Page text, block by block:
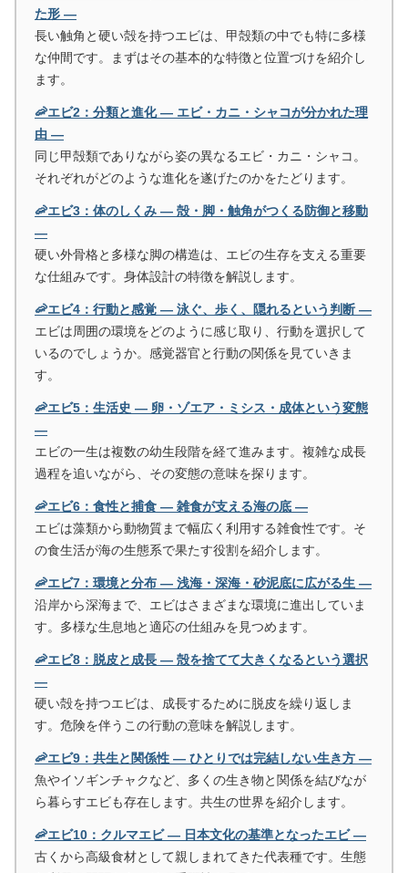
た形 ―
長い触角と硬い殻を持つエビは、甲殻類の中でも特に多様
な仲間です。まずはその基本的な特徴と位置づけを紹介し
ます。
🦐エビ2：分類と進化 ― エビ・カニ・シャコが分かれた理
由 ―
同じ甲殻類でありながら姿の異なるエビ・カニ・シャコ。
それぞれがどのような進化を遂げたのかをたどります。
🦐エビ3：体のしくみ ― 殻・脚・触角がつくる防御と移動
―
硬い外骨格と多様な脚の構造は、エビの生存を支える重要
な仕組みです。身体設計の特徴を解説します。
🦐エビ4：行動と感覚 ― 泳ぐ、歩く、隠れるという判断 ―
エビは周囲の環境をどのように感じ取り、行動を選択して
いるのでしょうか。感覚器官と行動の関係を見ていきま
す。
🦐エビ5：生活史 ― 卵・ゾエア・ミシス・成体という変態
―
エビの一生は複数の幼生段階を経て進みます。複雑な成長
過程を追いながら、その変態の意味を探ります。
🦐エビ6：食性と捕食 ― 雑食が支える海の底 ―
エビは藻類から動物質まで幅広く利用する雑食性です。そ
の食生活が海の生態系で果たす役割を紹介します。
🦐エビ7：環境と分布 ― 浅海・深海・砂泥底に広がる生 ―
沿岸から深海まで、エビはさまざまな環境に進出していま
す。多様な生息地と適応の仕組みを見つめます。
🦐エビ8：脱皮と成長 ― 殻を捨てて大きくなるという選択
―
硬い殻を持つエビは、成長するために脱皮を繰り返しま
す。危険を伴うこの行動の意味を解説します。
🦐エビ9：共生と関係性 ― ひとりでは完結しない生き方 ―
魚やイソギンチャクなど、多くの生き物と関係を結びなが
ら暮らすエビも存在します。共生の世界を紹介します。
🦐エビ10：クルマエビ ― 日本文化の基準となったエビ ―
古くから高級食材として親しまれてきた代表種です。生態